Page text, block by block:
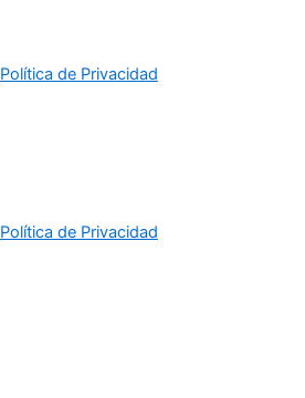
Política de Privacidad
Política de Privacidad